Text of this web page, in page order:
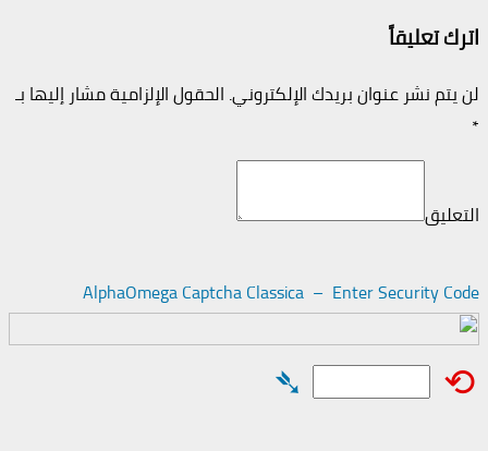
اترك تعليقاً
لن يتم نشر عنوان بريدك الإلكتروني. الحقول الإلزامية مشار إليها بـ
*
التعليق
AlphaOmega Captcha Classica – Enter Security Code
⟲
➴